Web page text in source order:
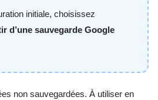
initiale, choisissez
d’une sauvegarde Google
non sauvegardées. À utiliser en